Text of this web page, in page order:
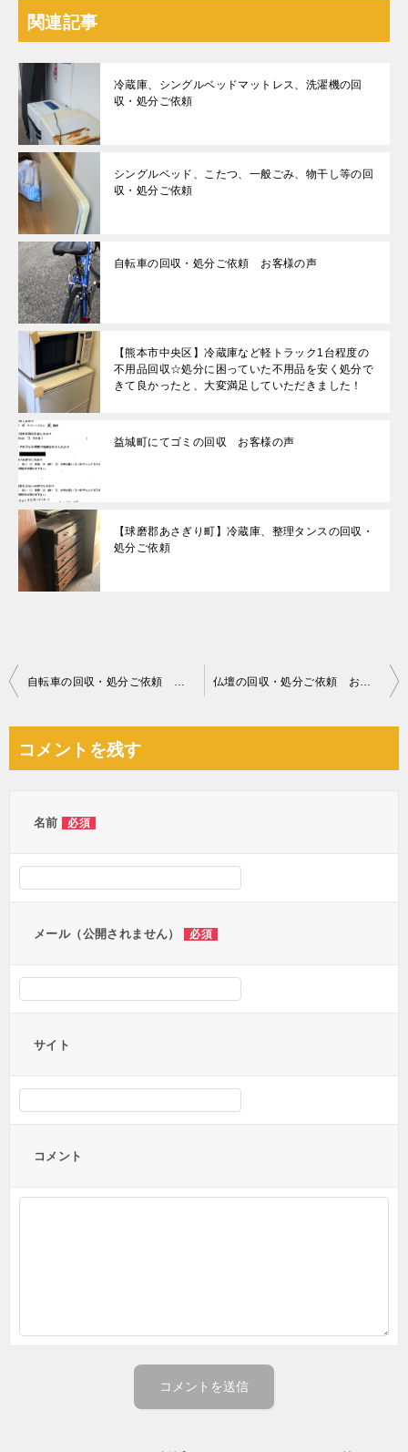
関連記事
冷蔵庫、シングルベッドマットレス、洗濯機の回
収・処分ご依頼
シングルベッド、こたつ、一般ごみ、物干し等の回
収・処分ご依頼
自転車の回収・処分ご依頼 お客様の声
【熊本市中央区】冷蔵庫など軽トラック1台程度の
不用品回収☆処分に困っていた不用品を安く処分で
きて良かったと、大変満足していただきました！
益城町にてゴミの回収 お客様の声
【球磨郡あさぎり町】冷蔵庫、整理タンスの回収・
処分ご依頼
投
ビ
ョ
自転車の回収・処分ご依頼 お客様の声 仏壇の回収・処分ご依頼 お客様の声
コメントを残す
名前 必須
メール（公開されません） 必須
サイト
コメント